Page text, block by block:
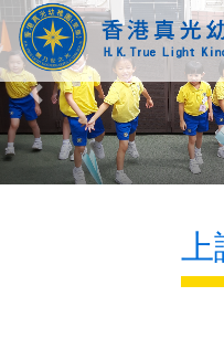
Previous